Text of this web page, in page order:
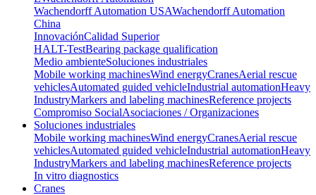
Wachendorff Automation USAWachendorff Automation
China
InnovaciónCalidad Superior
HALT-TestBearing package qualification
Medio ambienteSoluciones industriales
Mobile working machinesWind energyCranesAerial rescue
vehiclesAutomated guided vehicleIndustrial automationHeavy
IndustryMarkers and labeling machinesReference projects
Compromiso SocialAsociaciones / Organizaciones
Soluciones industriales
Mobile working machinesWind energyCranesAerial rescue
vehiclesAutomated guided vehicleIndustrial automationHeavy
IndustryMarkers and labeling machinesReference projects
In vitro diagnostics
Cranes